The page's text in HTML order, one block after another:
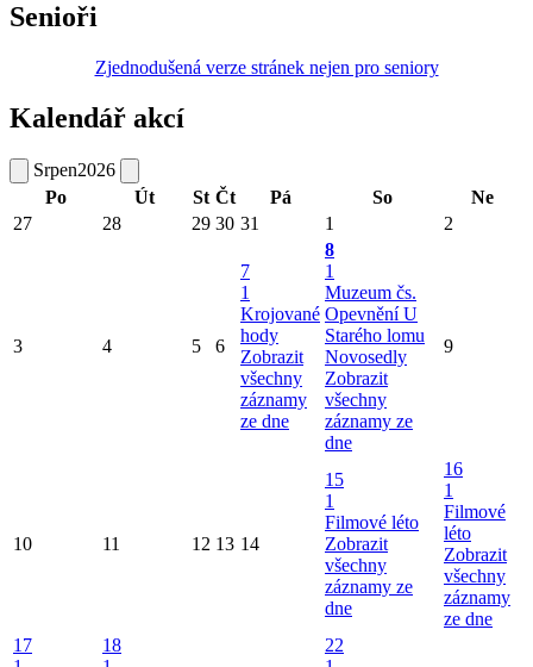
Senioři
Zjednodušená verze stránek nejen pro seniory
Kalendář akcí
Srpen2026
Po
Út St Čt Pá So
Ne
27
28 29 30 31 1 2
3 4 5 6
7
1
Krojované
hody
Zobrazit
všechny
záznamy
ze dne
8
1
Muzeum čs.
Opevnění U
Starého lomu
Novosedly
Zobrazit
všechny
záznamy ze
dne
9
10 11 12 13 14
15
1
Filmové léto
Zobrazit
všechny
záznamy ze
dne
16
1
Filmové
léto
Zobrazit
všechny
záznamy
ze dne
17
18
22